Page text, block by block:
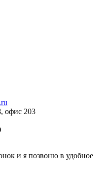
офис 203
и я позвоню в удобное